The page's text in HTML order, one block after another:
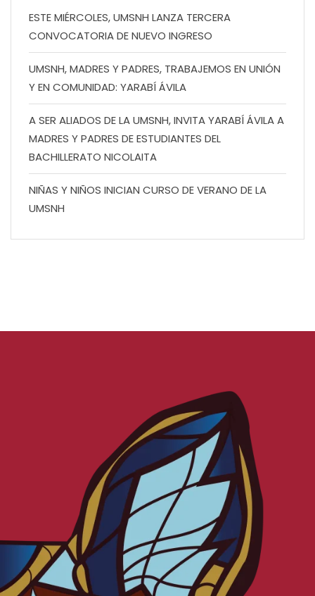
ESTE MIÉRCOLES, UMSNH LANZA TERCERA
CONVOCATORIA DE NUEVO INGRESO
UMSNH, MADRES Y PADRES, TRABAJEMOS EN UNIÓN
Y EN COMUNIDAD: YARABÍ ÁVILA
A SER ALIADOS DE LA UMSNH, INVITA YARABÍ ÁVILA A
MADRES Y PADRES DE ESTUDIANTES DEL
BACHILLERATO NICOLAITA
NIÑAS Y NIÑOS INICIAN CURSO DE VERANO DE LA
UMSNH